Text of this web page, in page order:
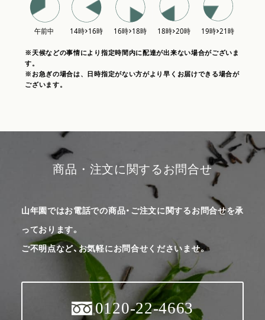
※天候などの事情により指定時間内に配達が出来ない場合がございま
す。
※お急ぎの場合は、日時指定がない方がより早くお届けできる場合が
ございます。
商品・注文に関するお問合せ
山年園ではお電話での商品・ご注文に関するお問合せを承
っております。
ご不明点など、お気軽にお問合せくださいませ。
0120-22-4663